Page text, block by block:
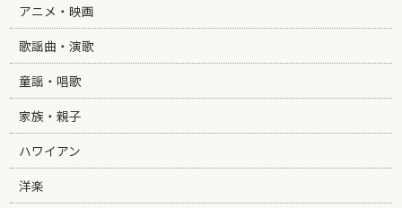
アニメ・映画
歌謡曲・演歌
童謡・唱歌
家族・親子
ハワイアン
洋楽